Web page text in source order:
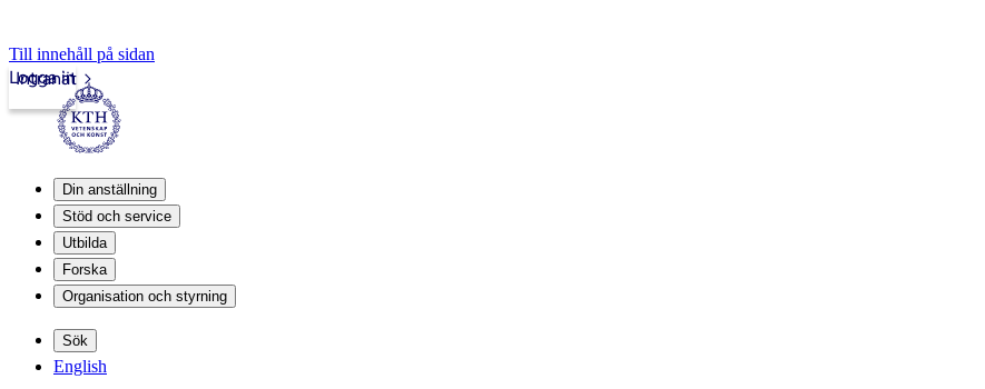
Till innehåll på sidan
Intranät
Logga in
Din anställning
Stöd och service
Utbilda
Forska
Organisation och styrning
Sök
English